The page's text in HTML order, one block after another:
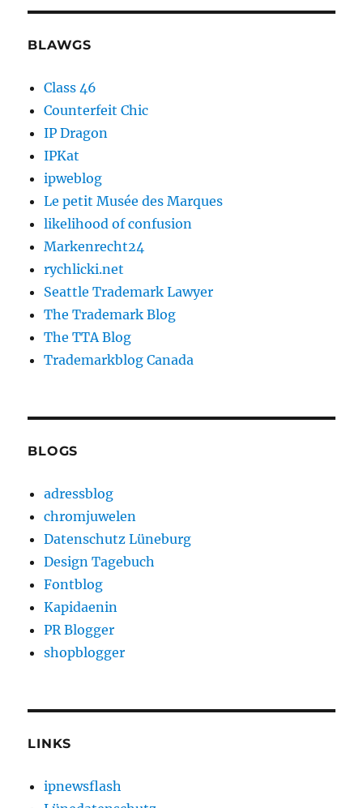
BLAWGS
Class 46
Counterfeit Chic
IP Dragon
IPKat
ipweblog
Le petit Musée des Marques
likelihood of confusion
Markenrecht24
rychlicki.net
Seattle Trademark Lawyer
The Trademark Blog
The TTA Blog
Trademarkblog Canada
BLOGS
adressblog
chromjuwelen
Datenschutz Lüneburg
Design Tagebuch
Fontblog
Kapidaenin
PR Blogger
shopblogger
LINKS
ipnewsflash